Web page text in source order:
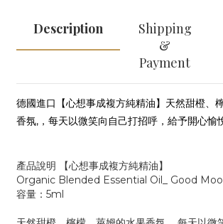
Description
Shipping
&
Payment
德國進口【心想事成複方純精油】天然甜橙、
香氛,，每天以微笑向自己打招呼，給予開心
產品說明 【心想事成複方純精油】
Organic Blended Essential Oil_ Good
容量：5ml